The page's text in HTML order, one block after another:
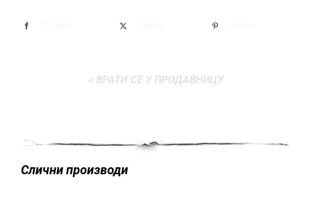
< ВРАТИ СЕ У ПРОДАВНИЦУ
Слични производи